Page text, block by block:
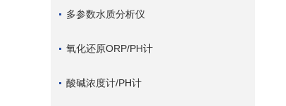
多参数水质分析仪
氧化还原ORP/PH计
酸碱浓度计/PH计